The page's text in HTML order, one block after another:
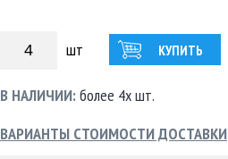
шт КУПИТЬ
В НАЛИЧИИ:более 4х шт.
ВАРИАНТЫ СТОИМОСТИ ДОСТАВКИ